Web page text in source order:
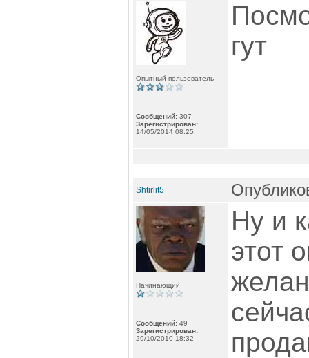
Опытный пользователь
Сообщений: 307
Зарегистрирован:
14/05/2014 08:25
гут
Shtirlit5
Начинающий
Сообщений: 49
Зарегистрирован:
29/10/2010 18:32
Ну и
этот